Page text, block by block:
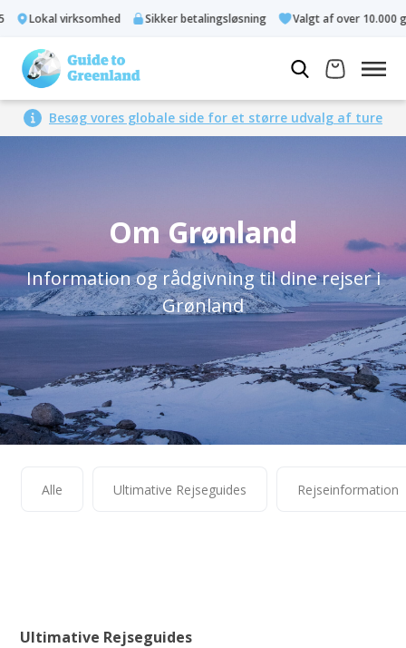
Lokal virksomhed Sikker betalingsløsning Valgt af over 10.000
Besøg vores globale side for et større udvalg af ture
Om Grønland
Information og rådgivning til dine rejser i
Grønland
Alle Ultimative Rejseguides Rejseinformation
Ultimative Rejseguides